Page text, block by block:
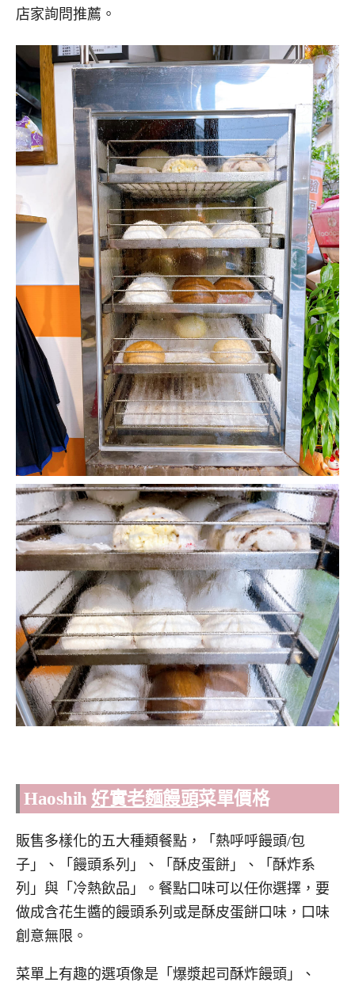
店家詢問推薦。
Haoshih 好實老麵饅頭菜單價格
販售多樣化的五大種類餐點，「熱呼呼饅頭/包
子」、「饅頭系列」、「酥皮蛋餅」、「酥炸系
列」與「冷熱飲品」。餐點口味可以任你選擇，要
做成含花生醬的饅頭系列或是酥皮蛋餅口味，口味
創意無限。
菜單上有趣的選項像是「爆漿起司酥炸饅頭」、